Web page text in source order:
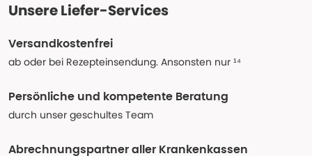
Unsere Liefer-Services
Versandkostenfrei
ab oder bei Rezepteinsendung. Ansonsten nur ¹⁴
Persönliche und kompetente Beratung
durch unser geschultes Team
Abrechnungspartner aller Krankenkassen